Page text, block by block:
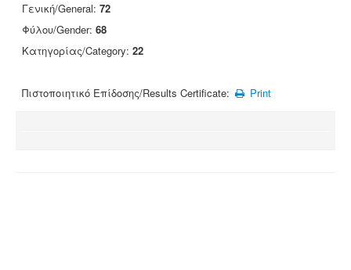
Γενική/General: 72
Φύλου/Gender: 68
Κατηγορίας/Category: 22
Πιστοποιητικό Επίδοσης/Results Certificate: Print